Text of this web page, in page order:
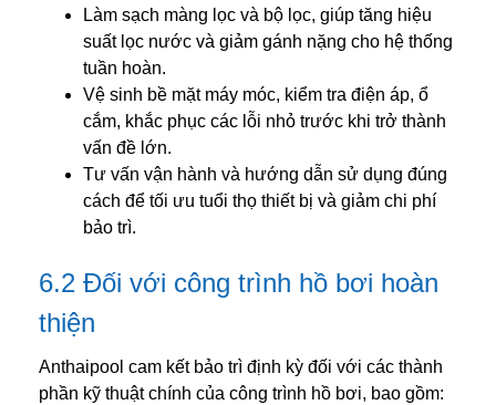
Làm sạch màng lọc và bộ lọc, giúp tăng hiệu
suất lọc nước và giảm gánh nặng cho hệ thống
tuần hoàn.
Vệ sinh bề mặt máy móc, kiểm tra điện áp, ổ
cắm, khắc phục các lỗi nhỏ trước khi trở thành
vấn đề lớn.
Tư vấn vận hành và hướng dẫn sử dụng đúng
cách để tối ưu tuổi thọ thiết bị và giảm chi phí
bảo trì.
6.2 Đối với công trình hồ bơi hoàn
thiện
Anthaipool cam kết bảo trì định kỳ đối với các thành
phần kỹ thuật chính của công trình hồ bơi, bao gồm: